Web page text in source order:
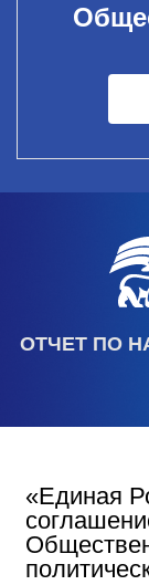
ОТЧЕТ ПО
«Единая